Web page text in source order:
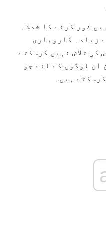
غور کرنے کا خدشہ
زیادہ کاروباری
کی تلاش نہیں کرسکتے
ان لوگوں کے لئے جو
ہیں.